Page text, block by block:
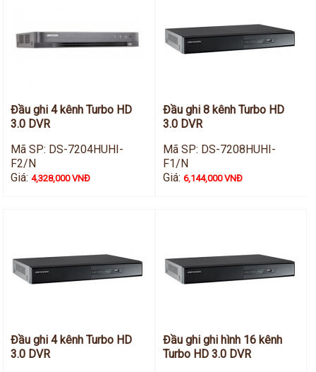
Đầu ghi 4 kênh Turbo HD
3.0 DVR
Mã SP: DS-7204HUHI-
F2/N
Giá:4,328,000 VNĐ
Đầu ghi 8 kênh Turbo HD
3.0 DVR
Mã SP: DS-7208HUHI-
F1/N
Giá: 6,144,000 VNĐ
Đầu ghi 4 kênh Turbo HD
3.0 DVR
Đầu ghi ghi hình 16 kênh
Turbo HD 3.0 DVR